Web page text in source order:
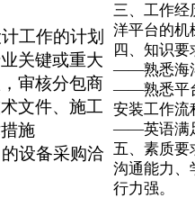
工作的计划
关键或重大
审核分包商
文件、施工
施
设备采购洽
三、工作经
洋平台的机
四、知识要
——熟悉海
——熟悉平
安装工作流
——英语满
五、素质要
沟通能力、
行力强。